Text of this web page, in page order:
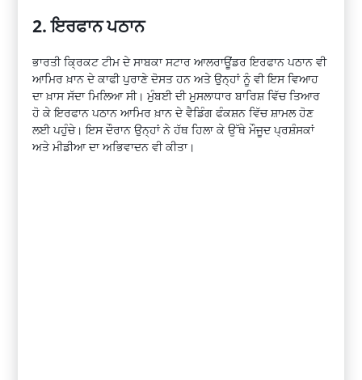
2. ਇਰਫਾਨ ਪਠਾਨ
ਭਾਰਤੀ ਕ੍ਰਿਕਟ ਟੀਮ ਦੇ ਸਾਬਕਾ ਸਟਾਰ ਆਲਰਾਊਂਡਰ ਇਰਫਾਨ ਪਠਾਨ ਵੀ
ਆਮਿਰ ਖ਼ਾਨ ਦੇ ਕਾਫੀ ਪੁਰਾਣੇ ਦੋਸਤ ਹਨ ਅਤੇ ਉਨ੍ਹਾਂ ਨੂੰ ਵੀ ਇਸ ਵਿਆਹ
ਦਾ ਖ਼ਾਸ ਸੱਦਾ ਮਿਲਿਆ ਸੀ। ਮੁੰਬਈ ਦੀ ਮੁਸਲਾਧਾਰ ਬਾਰਿਸ਼ ਵਿੱਚ ਤਿਆਰ
ਹੋ ਕੇ ਇਰਫਾਨ ਪਠਾਨ ਆਮਿਰ ਖ਼ਾਨ ਦੇ ਵੈਡਿੰਗ ਫੰਕਸ਼ਨ ਵਿੱਚ ਸ਼ਾਮਲ ਹੋਣ
ਲਈ ਪਹੁੰਚੇ। ਇਸ ਦੌਰਾਨ ਉਨ੍ਹਾਂ ਨੇ ਹੱਥ ਹਿਲਾ ਕੇ ਉੱਥੇ ਮੌਜੂਦ ਪ੍ਰਸ਼ੰਸਕਾਂ
ਅਤੇ ਮੀਡੀਆ ਦਾ ਅਭਿਵਾਦਨ ਵੀ ਕੀਤਾ।